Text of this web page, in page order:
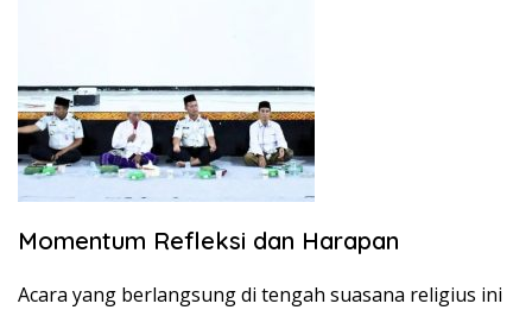
Momentum Refleksi dan Harapan
​Acara yang berlangsung di tengah suasana religius ini